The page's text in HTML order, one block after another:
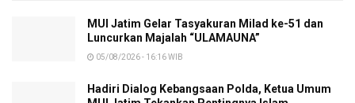
MUI Jatim Gelar Tasyakuran Milad ke-51 dan
Luncurkan Majalah “ULAMAUNA”
05/08/2026 - 16:16 WIB
Hadiri Dialog Kebangsaan Polda, Ketua Umum